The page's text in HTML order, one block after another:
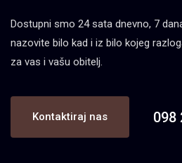
Dostupni smo 24 sata dnevno, 7
nazovite bilo kad i iz bilo kojeg
za vas i vašu obitelj.
Kontaktiraj nas 098